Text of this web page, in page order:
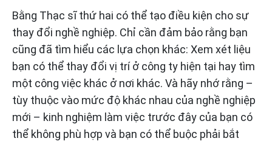
Bằng Thạc sĩ thứ hai có thể tạo điều kiện cho sự
thay đổi nghề nghiệp. Chỉ cần đảm bảo rằng bạn
cũng đã tìm hiểu các lựa chọn khác: Xem xét liệu
bạn có thể thay đổi vị trí ở công ty hiện tại hay tìm
một công việc khác ở nơi khác. Và hãy nhớ rằng –
tùy thuộc vào mức độ khác nhau của nghề nghiệp
mới – kinh nghiệm làm việc trước đây của bạn có
thể không phù hợp và bạn có thể buộc phải bắt